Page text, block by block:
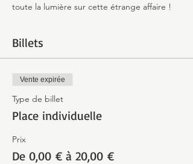
toute la lumière sur cette étrange affaire !
Billets
Vente expirée
Type de billet
Place individuelle
Prix
De 0,00 € à 20,00 €